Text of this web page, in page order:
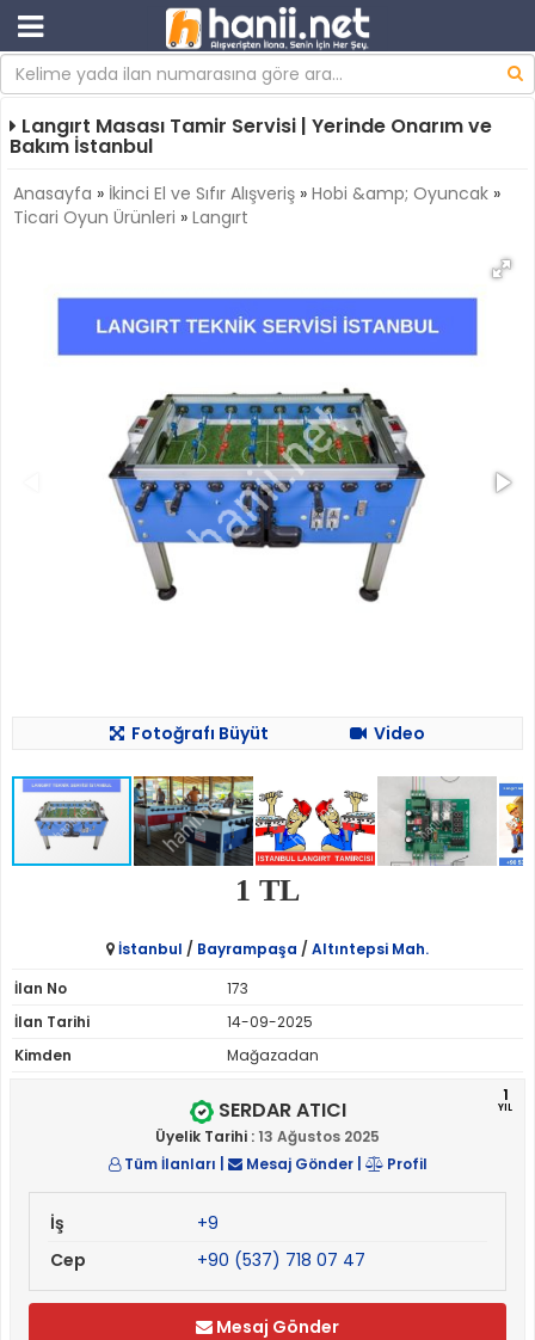
Langırt Masası Tamir Servisi | Yerinde Onarım ve
Bakım İstanbul
Anasayfa » İkinci El ve Sıfır Alışveriş » Hobi &amp; Oyuncak »
Ticari Oyun Ürünleri » Langırt
Fotoğrafı Büyüt Video
1 TL
İstanbul / Bayrampaşa / Altıntepsi Mah.
İlan No
173
İlan Tarihi
14-09-2025
Kimden
Mağazadan
1
YIL
SERDAR ATICI
Üyelik Tarihi :13 Ağustos 2025
Tüm İlanları
Mesaj Gönder| Profil
İş
+9
Cep
+90 (537) 718 07 47
Mesaj Gönder